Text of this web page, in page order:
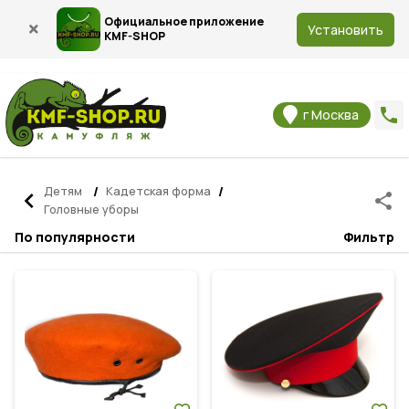
Официальное приложение
KMF-SHOP
Установить
г Москва phone
navigate_before Детям / Кадетская форма /
Головные уборы share
По популярности Фильтр